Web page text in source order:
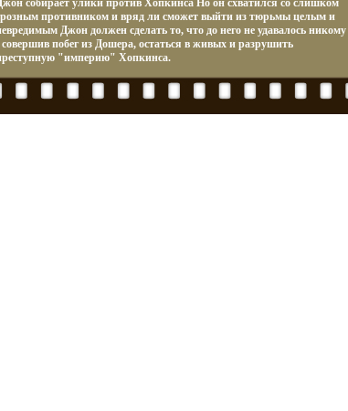
собирает улики против Хопкинса Но он схватился со слишком
противником и вряд ли сможет выйти из тюрьмы целым и
Джон должен сделать то, что до него не удавалось никому
совершив побег из Дошера, остаться в живых и разрушить
"империю" Хопкинса.